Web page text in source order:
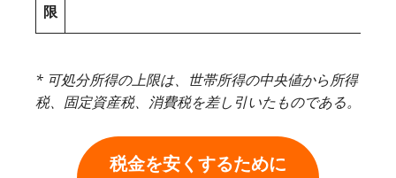
限
* 可処分所得の上限は、世帯所得の中央値から所得
税、固定資産税、消費税を差し引いたものである。
税金を安くするために